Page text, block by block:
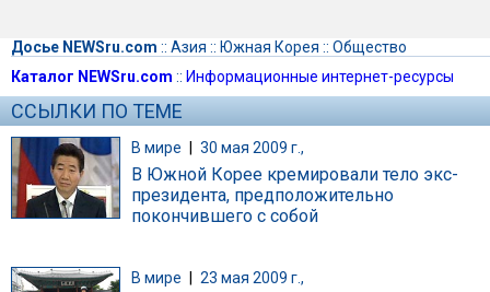
Досье NEWSru.com :: Азия :: Южная Корея :: Общество
Каталог NEWSru.com :: Информационные интернет-ресурсы
ССЫЛКИ ПО ТЕМЕ
В мире | 30 мая 2009 г.,
В Южной Корее кремировали тело экс-
президента, предположительно
покончившего с собой
В мире 23 мая 2009 г.,